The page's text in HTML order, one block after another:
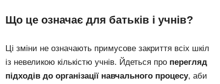
Що це означає для батьків і учнів?
Ці зміни не означають примусове закриття всіх шкіл
із невеликою кількістю учнів. Йдеться про перегляд
підходів до організації навчального процесу, аби